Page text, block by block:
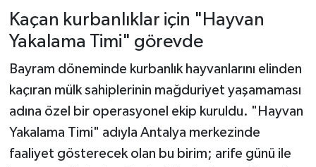
Kaçan kurbanlıklar için "Hayvan
Yakalama Timi" görevde
Bayram döneminde kurbanlık hayvanlarını elinden
kaçıran mülk sahiplerinin mağduriyet yaşamaması
adına özel bir operasyonel ekip kuruldu. "Hayvan
Yakalama Timi" adıyla Antalya merkezinde
faaliyet gösterecek olan bu birim; arife günü ile